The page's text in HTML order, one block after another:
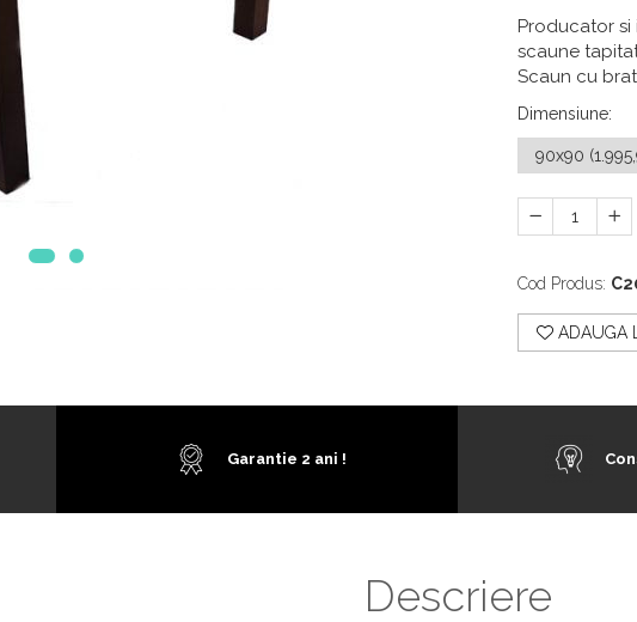
Producator si
scaune
Scaun cu
Dimensiune:
Cod Produs:
ADAUGA
Garantie 2 ani !
Descriere